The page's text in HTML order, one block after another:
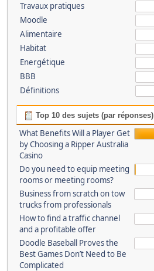
Travaux pratiques
Moodle
Alimentaire
Habitat
Energétique
BBB
Définitions
Top 10 des sujets (par réponses)
What Benefits Will a Player Get
by Choosing a Ripper Australia
Casino
Do you need to equip meeting
rooms or meeting rooms?
Business from scratch on tow
trucks from professionals
How to find a traffic channel
and a profitable offer
Doodle Baseball Proves the
Best Games Don’t Need to Be
Complicated